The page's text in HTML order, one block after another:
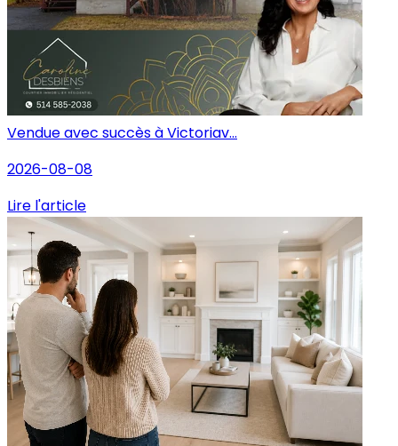
Vendue avec succès à Victoriav...
2026-08-08
Lire l'article